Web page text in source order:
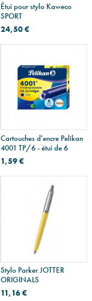
Étui pour stylo Kaweco
SPORT
24,50 €
Cartouches d'encre Pelikan
4001 TP/6 - étui de 6
1,59 €
Stylo Parker JOTTER
ORIGINALS
11,16 €